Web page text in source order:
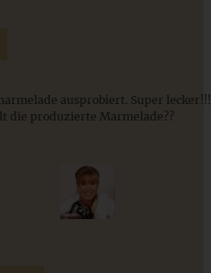
einfach und lecker
ausprobiert. Super
die produzierte Marmelade??